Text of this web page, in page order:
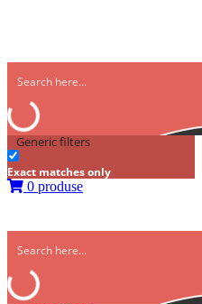
Generic filters
Exact matches only
0 produse